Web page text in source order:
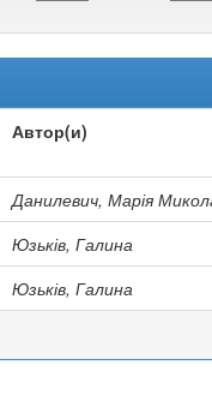
Автор(и)
Данилевич, Марія
Юзьків, Галина
Юзьків, Галина